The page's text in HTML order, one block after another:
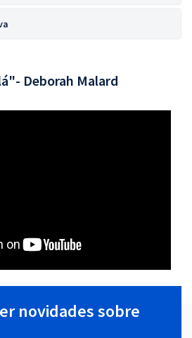
Deborah Malard
novidades sobre